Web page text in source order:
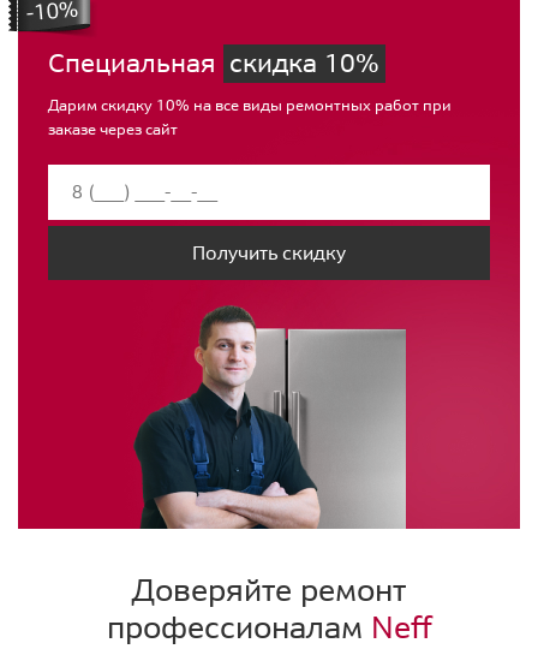
Специальная скидка 10%
Дарим скидку 10% на все виды ремонтных работ при
заказе через сайт
Получить скидку
Доверяйте ремонт
профессионалам Neff